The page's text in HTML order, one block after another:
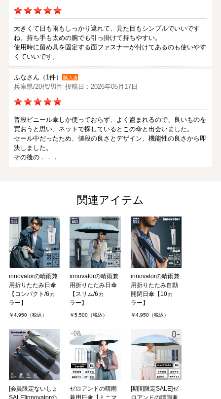
大きくて日も雨もしっかり遮れて、見た目もシンプルでいいです
ね。持ち手も太めの腕でも引っ掛けて持ちやすい。
使用時に留め具を固定する面ファスナーが付けてあるのも使いやす
くていいです。
ふなさん（1件） 購入者
兵庫県/20代/男性 投稿日：2026年05月17日
普段ビニール傘しか使っておらず、よく盗まれるので、良いものを
買おうと思い、ネットで探しているとこの傘と出会いました。
セール中だったため、値段の良さとデザイン、機能性の良さから即
決しました。
その後の．．．
某ショッピングサイトで傘を買おうとしてたけど、微妙なのしかな
く妥協しようか悩んでた時にこちらの傘を発見。値段もリーズナブ
ルなのに作りや保証がしっかりしてそうだったので迷わず購入。届
いた商品もかなり作り．．．
オーシャンベアさん（1件）購入者
神奈川県/50代/男性 投稿日：2026年03月11日
雨専用の同型の傘を愛用していました。
きました。
傘の留め具がスナップボタン(というんですかね)からマジックテー
プに変わってしまったのは、少々．．．
たまリンさん（1件）購入者
非公開 投稿日：2026年02月03日
関連アイテム
innovatorの晴雨兼
用折りたたみ日傘
【コンパクト/6カ
ラー】
￥4,950（税込）
innovatorの晴雨兼
用折りたたみ日傘
【スリム/6カ
ラー】
￥5,500（税込）
innovatorの晴雨兼
用折りたたみ自動
開閉日傘【10カ
ラー】
￥4,950（税込）
[会員限定ないしょ
SALE]innovatorの
ゼロアンドの晴雨
兼用日傘【ミニマ
[期間限定SALE]ゼ
ロアンドの晴雨兼